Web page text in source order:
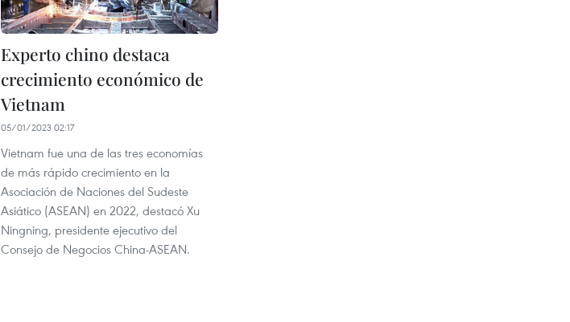
Experto chino destaca
crecimiento económico de
Vietnam
05/01/2023 02:17
Vietnam fue una de las tres economías
de más rápido crecimiento en la
Asociación de Naciones del Sudeste
Asiático (ASEAN) en 2022, destacó Xu
Ningning, presidente ejecutivo del
Consejo de Negocios China-ASEAN.